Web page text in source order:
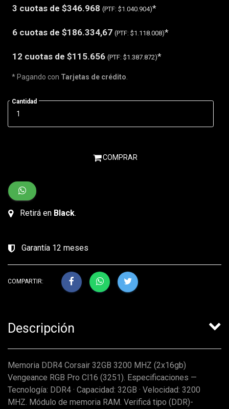
3 cuotas de $346.968 (PTF: $1.040.904)*
6 cuotas de $186.334,67 (PTF: $1.118.008)*
12 cuotas de $115.656 (PTF: $1.387.872)*
* Pagando con Tarjetas de crédito
Cantidad
COMPRAR
Retirá en Black.
Garantía 12 meses
COMPARTIR:
Descripción
Memoria DDR4 Corsair 32GB 3200 MHZ (2x16gb)
Vengeance RGB Pro Cl16 (3251). Especificaciones —
Tecnología: DDR4 · Capacidad: 32GB · Velocidad: 3200
MHZ. Módulo de memoria RAM. Verificá tipo (DDR)-